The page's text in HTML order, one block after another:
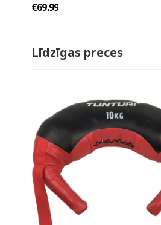
€69.99
Līdzīgas preces